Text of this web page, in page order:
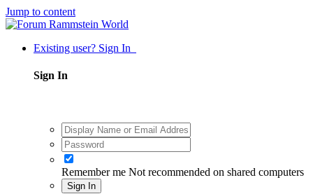
Jump to content
Existing user? Sign In
Sign In
Remember me Not recommended on shared computers
Sign In